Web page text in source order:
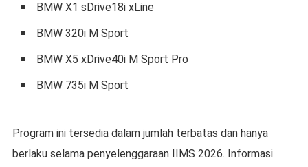
BMW X1 sDrive18i xLine
BMW 320i M Sport
BMW X5 xDrive40i M Sport Pro
BMW 735i M Sport
Program ini tersedia dalam jumlah terbatas dan hanya
berlaku selama penyelenggaraan IIMS 2026. Informasi